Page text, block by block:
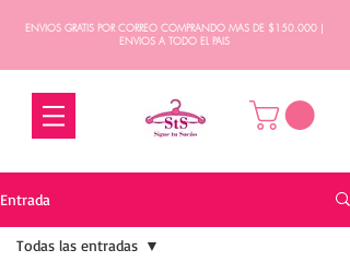
ENVIOS GRATIS POR CORREO COMPRANDO MAS DE $150.000 |
ENVIOS A TODO EL PAIS
Entrada
Todas las entradas